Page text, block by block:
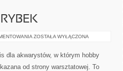
HODOWLA
RYBEK
ZOSTAŁA WYŁĄCZONA
dla akwarystów, w którym hobby
od strony warsztatowej. To